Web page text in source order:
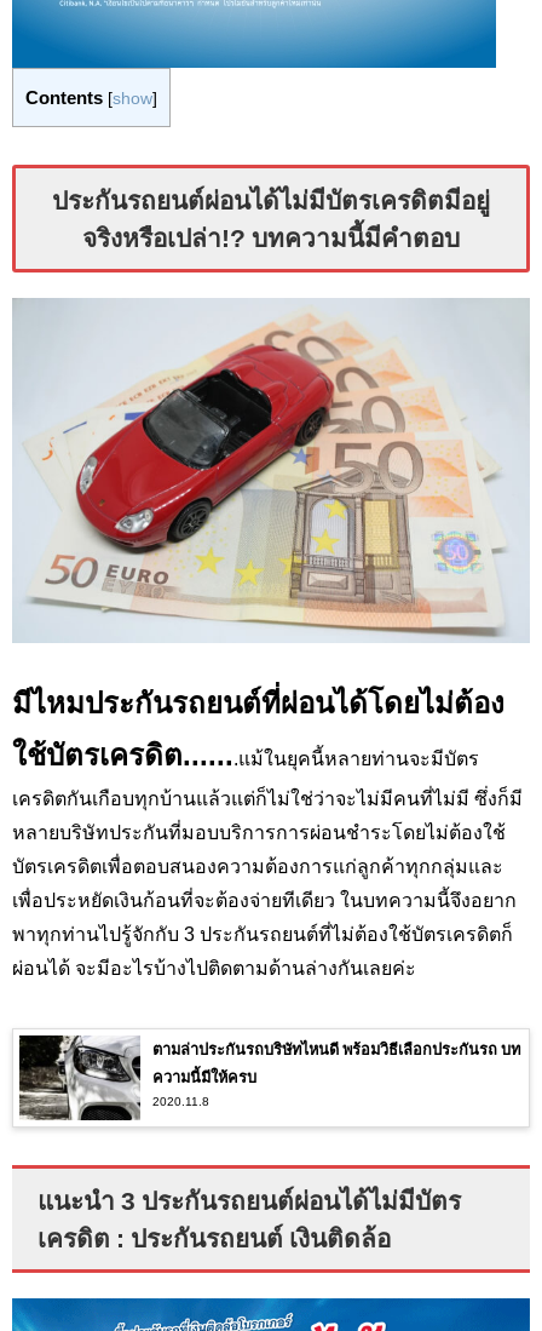
Contents [show]
ประกันรถยนต์ผ่อนได้ไม่มีบัตรเครดิตมีอยู่
จริงหรือเปล่า!? บทความนี้มีคำตอบ
มีไหมประกันรถยนต์ที่ผ่อนได้โดยไม่ต้อง
ใช้บัตรเครดิต...... .แม้ในยุคนี้หลายท่านจะมีบัตร
เครดิตกันเกือบทุกบ้านแล้วแต่ก็ไม่ใช่ว่าจะไม่มีคนที่ไม่มี ซึ่งก็มี
หลายบริษัทประกันที่มอบบริการการผ่อนชำระโดยไม่ต้องใช้
บัตรเครดิตเพื่อตอบสนองความต้องการแก่ลูกค้าทุกกลุ่มและ
เพื่อประหยัดเงินก้อนที่จะต้องจ่ายทีเดียว ในบทความนี้จึงอยาก
พาทุกท่านไปรู้จักกับ 3 ประกันรถยนต์ที่ไม่ต้องใช้บัตรเครดิตก็
ผ่อนได้ จะมีอะไรบ้างไปติดตามด้านล่างกันเลยค่ะ
ตามล่าประกันรถบริษัทไหนดี พร้อมวิธีเลือกประกันรถ บท
ความนี้มีให้ครบ
2020.11.8
แนะนำ 3 ประกันรถยนต์ผ่อนได้ไม่มีบัตร
เครดิต : ประกันรถยนต์ เงินติดล้อ